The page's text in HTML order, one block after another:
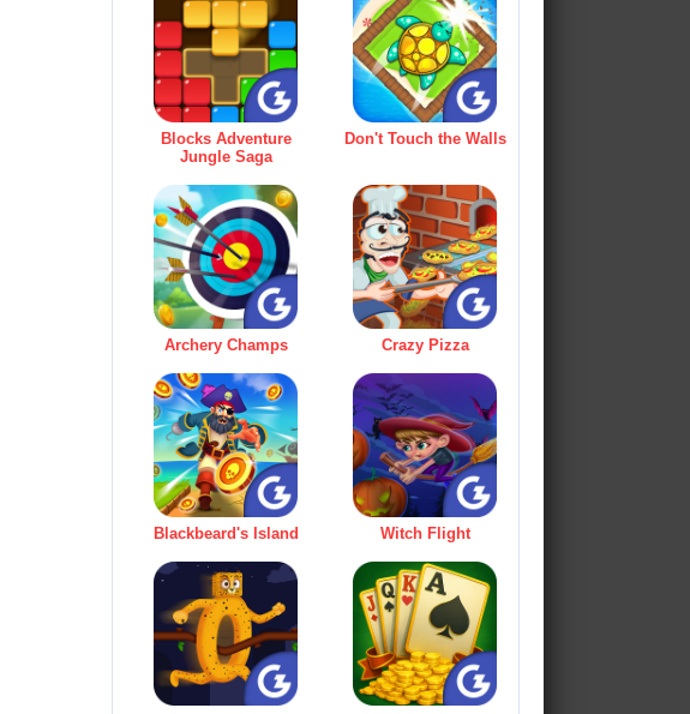
Blocks Adventure
Jungle Saga
Don't Touch the Walls
Archery Champs Crazy Pizza
Blackbeard's Island Witch Flight